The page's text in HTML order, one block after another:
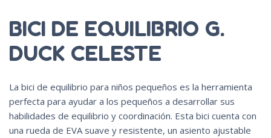
BICI DE EQUILIBRIO G.
DUCK CELESTE
La bici de equilibrio para niños pequeños es la herramienta
perfecta para ayudar a los pequeños a desarrollar sus
habilidades de equilibrio y coordinación. Esta bici cuenta con
una rueda de EVA suave y resistente, un asiento ajustable